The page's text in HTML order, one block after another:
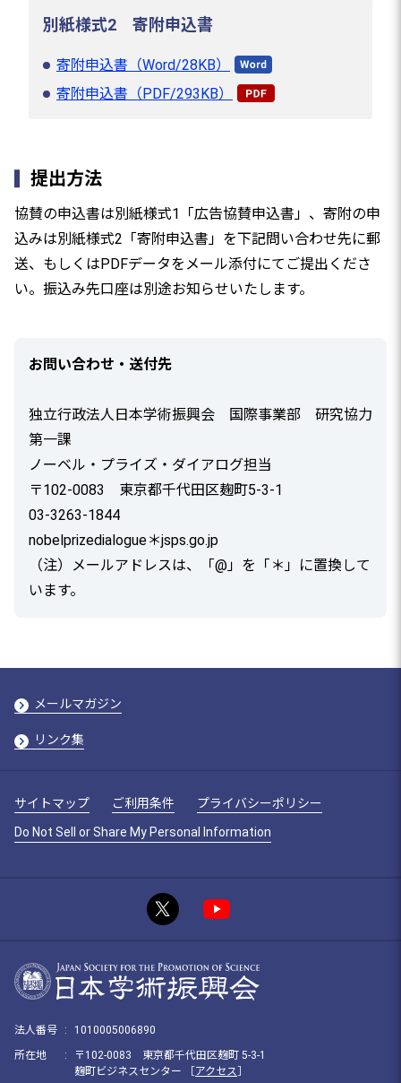
別紙様式2 寄附申込書
寄附申込書（Word/28KB）
寄附申込書（PDF/293KB）
提出方法
協賛の申込書は別紙様式1「広告協賛申込書」、寄附の申
込みは別紙様式2「寄附申込書」を下記問い合わせ先に郵
送、もしくはPDFデータをメール添付にてご提出くださ
い。振込み先口座は別途お知らせいたします。
お問い合わせ・送付先
独立行政法人日本学術振興会 国際事業部 研究協力
第一課
ノーベル・プライズ・ダイアログ担当
〒102-0083 東京都千代田区麹町5-3-1
03-3263-1844
nobelprizedialogue＊jsps.go.jp
（注）メールアドレスは、「@」を「＊」に置換して
います。
メールマガジン
リンク集
サイトマップ ご利用条件
プライバシーポリシー
Do Not Sell or Share My Personal Information
法人番号 :
1010005006890
所在地
:
〒102-0083 東京都千代田区麹町 5-3-1
麹町ビジネスセンター ［ アクセス